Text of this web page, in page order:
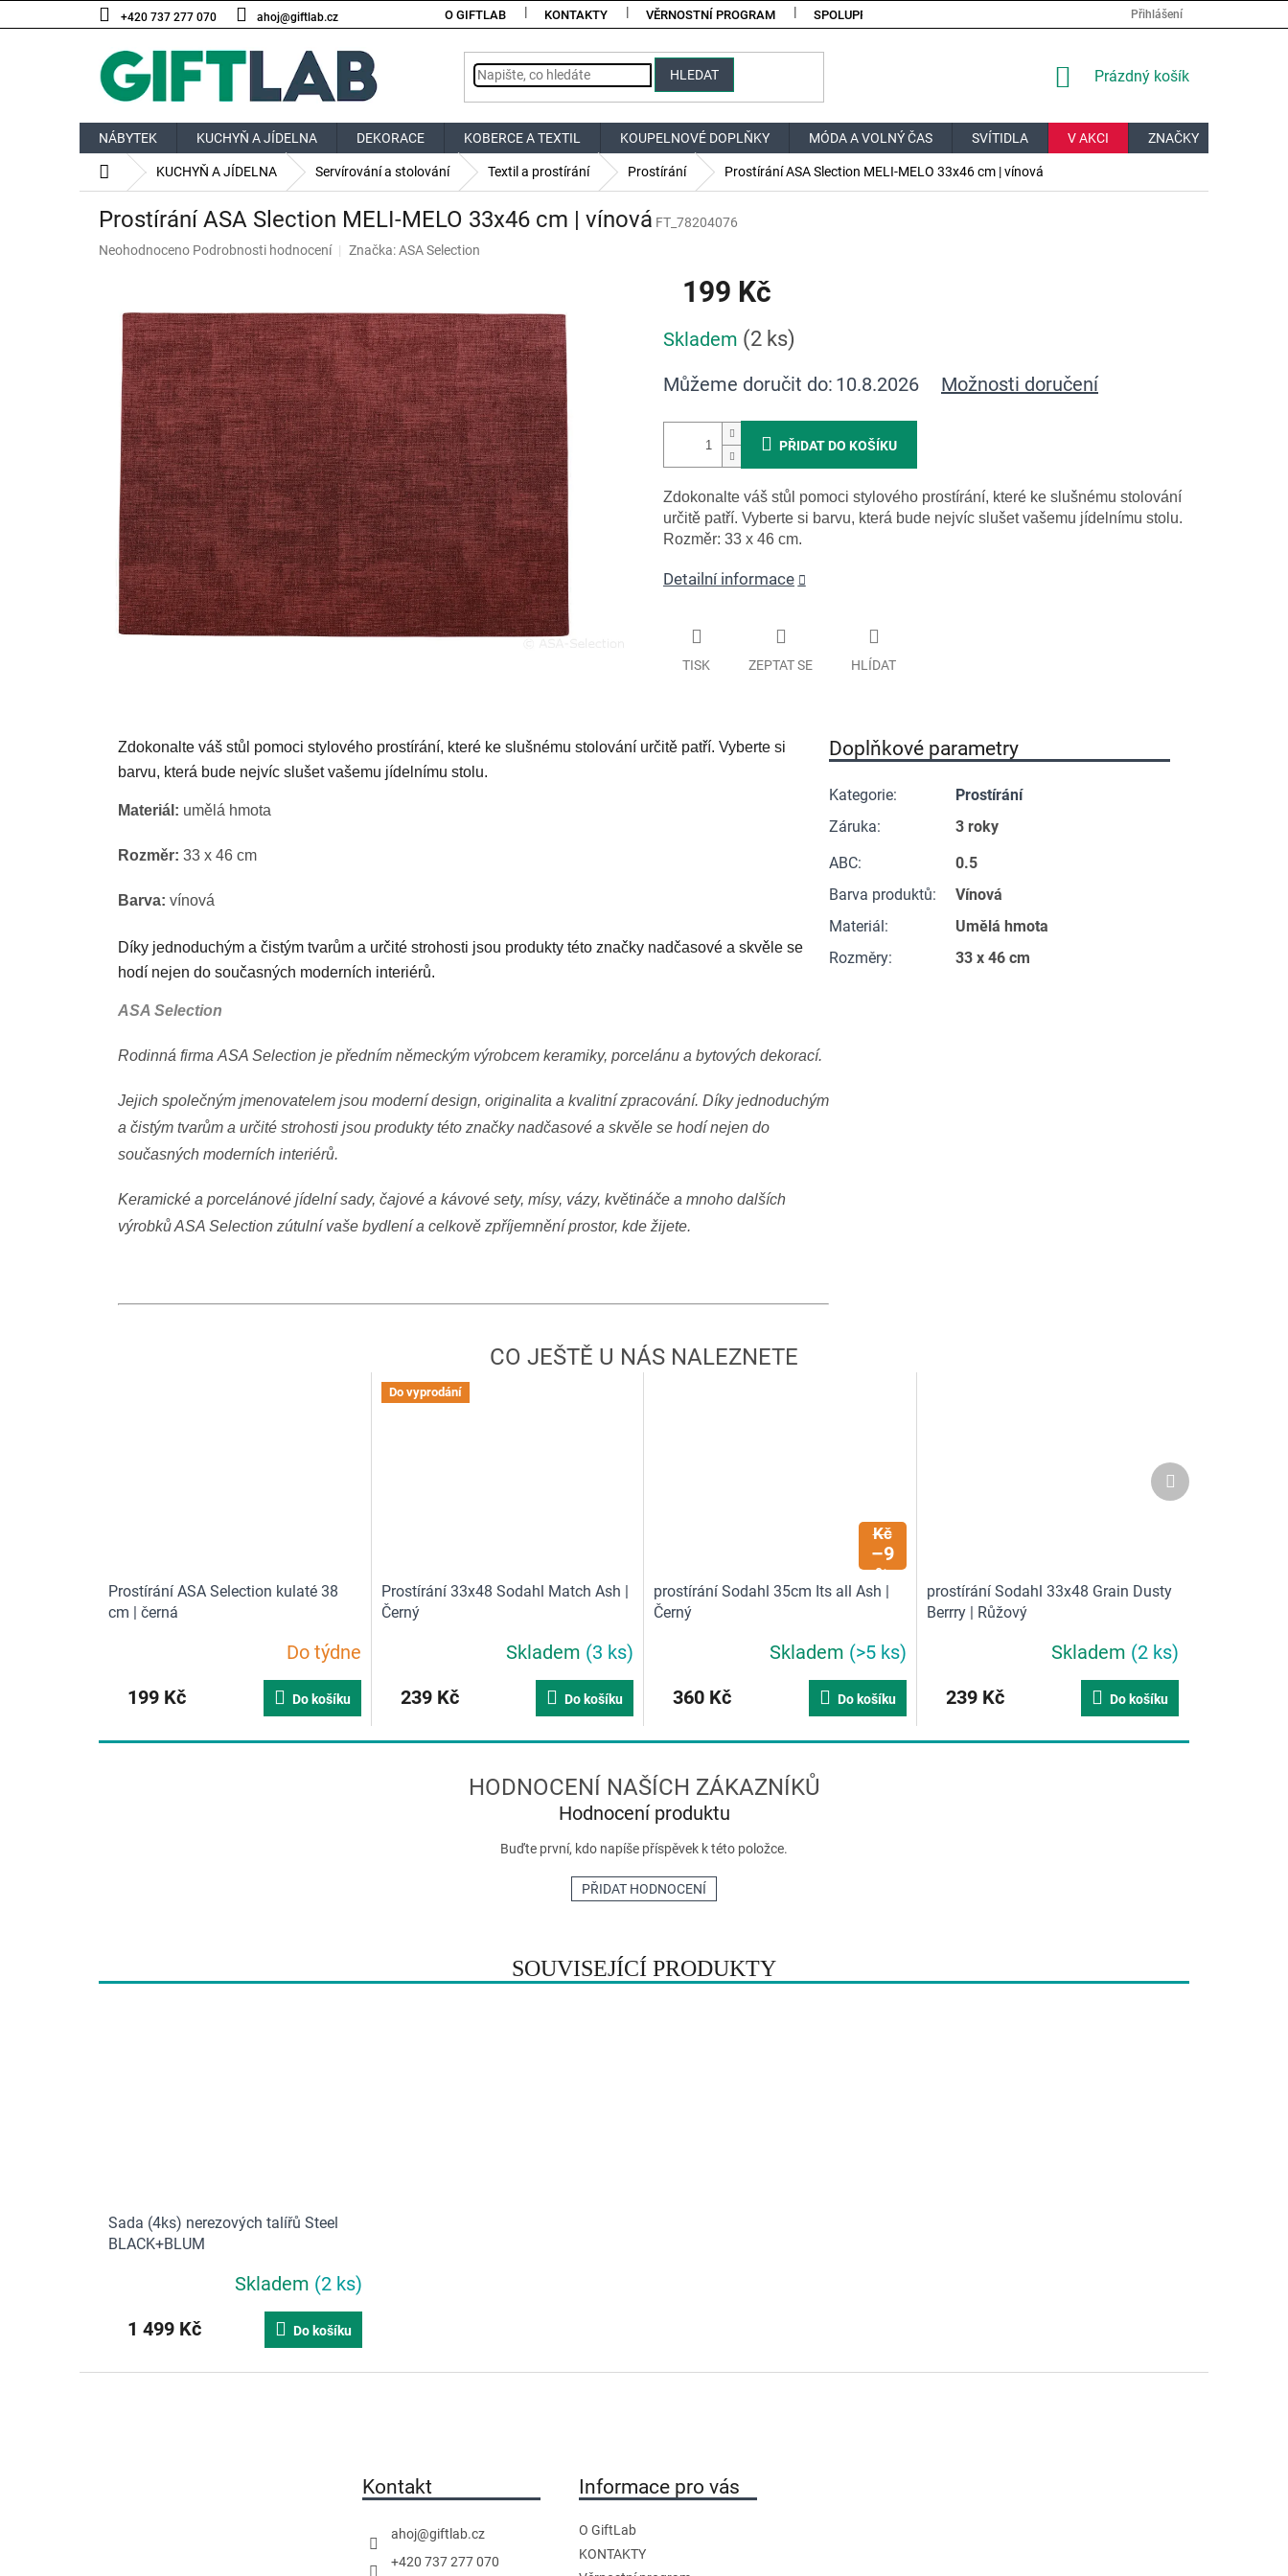
na
+420 737 277 070 ahoj@giftlab.cz O GIFTLAB KONTAKTY VĚRNOSTNÍ PROGRAM SPOLUPRÁCE JAK NAKUPOVAT?Přihlášení
HLEDAT
NÁKUPNÍ
Prázdný košík
NÁBYTEK KUCHYŇ A JÍDELNA DEKORACE KOBERCE A TEXTIL KOUPELNOVÉ DOPLŇKY MÓDA A VOLNÝ ČAS SVÍTIDLA V AKCI ZNAČKY
Domů KUCHYŇ A JÍDELNA Servírování a stolování Textil a prostírání Prostírání Prostírání ASA Slection MELI-MELO 33x46 cm | vínová
Prostírání ASA Slection MELI-MELO 33x46 cm | vínová FT_78204076
Průměrné
hvězdiček.
Neohodnoceno Podrobnosti hodnocení Značka:ASA Selection
199 Kč
cena:
Skladem (2 ks)
Můžeme doručit do: 10.8.2026 Možnosti doručení
PŘIDAT DO KOŠÍKU
Zdokonalte váš stůl pomoci stylového prostírání, které ke slušnému stolování
určitě patří. Vyberte si barvu, která bude nejvíc slušet vašemu jídelnímu stolu.
Rozměr: 33 x 46 cm.
Detailní informace
TISK ZEPTAT SE HLÍDAT
SOUVISEJÍCÍ PRODUKTY
Sada (4ks) nerezových talířů Steel
BLACK+BLUM
Skladem (2 ks)
1 499 Kč
Do košíku
Zdokonalte váš stůl pomoci stylového prostírání, které ke slušnému stolování určitě patří. Vyberte si
barvu, která bude nejvíc slušet vašemu jídelnímu stolu.
Materiál: umělá hmota
Rozměr: 33 x 46 cm
Barva: vínová
Díky jednoduchým a čistým tvarům a určité strohosti jsou produkty této značky nadčasové a skvěle se
hodí nejen do současných moderních interiérů.
ASA Selection
Rodinná firma ASA Selection je předním německým výrobcem keramiky, porcelánu a bytových dekorací.
Jejich společným jmenovatelem jsou moderní design, originalita a kvalitní zpracování. Díky jednoduchým
a čistým tvarům a určité strohosti jsou produkty této značky nadčasové a skvěle se hodí nejen do
současných moderních interiérů.
Keramické a porcelánové jídelní sady, čajové a kávové sety, mísy, vázy, květináče a mnoho dalších
výrobků ASA Selection zútulní vaše bydlení a celkově zpříjemnění prostor, kde žijete.
Doplňkové parametry
Kategorie:
Prostírání
Záruka:
3 roky
ABC:
0.5
Barva produktů:
Vínová
Materiál :
Umělá hmota
Rozměry: 33 x 46 cm
Prostírání ASA Selection kulaté 38
cm | černá
produktu
z
Do týdne
199 Kč
Do košíku
Do vyprodání
Prostírání 33x48 Sodahl Match Ash |
Černý
produktu
z
Skladem (3 ks)
239 Kč
Do košíku
Kč
–9
%
prostírání Sodahl 35cm Its all Ash |
Černý
Skladem (>5 ks)
360 Kč
Do košíku
prostírání Sodahl 33x48 Grain Dusty
Berrry | Růžový
Skladem (2 ks)
239 Kč
Do košíku
Další
produkt
Hodnocení produktu
Buďte první, kdo napíše příspěvek k této položce.
PŘIDAT HODNOCENÍ
Kontakt
ahoj@giftlab.cz
+420 737 277 070
Informace pro vás
O GiftLab
KONTAKTY